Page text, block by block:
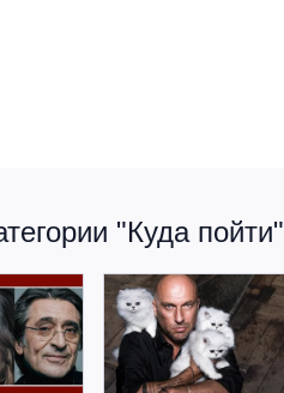
"Куда пойти"